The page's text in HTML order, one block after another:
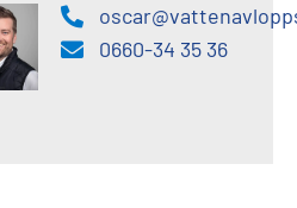
0660-34 35 36